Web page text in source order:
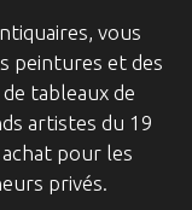
vous
peintures et des
tableaux de
artistes du 19
pour les
privés.